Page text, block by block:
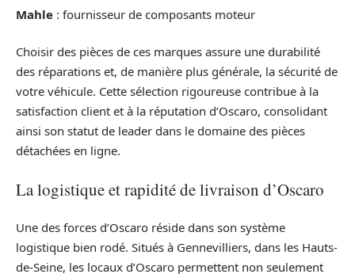
Mahle : fournisseur de composants moteur
Choisir des pièces de ces marques assure une durabilité
des réparations et, de manière plus générale, la sécurité de
votre véhicule. Cette sélection rigoureuse contribue à la
satisfaction client et à la réputation d’Oscaro, consolidant
ainsi son statut de leader dans le domaine des pièces
détachées en ligne.
La logistique et rapidité de livraison d’Oscaro
Une des forces d’Oscaro réside dans son système
logistique bien rodé. Situés à Gennevilliers, dans les Hauts-
de-Seine, les locaux d’Oscaro permettent non seulement